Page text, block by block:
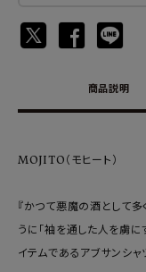
商品説明
MOJITO（モヒート）
『かつて悪魔の酒として
うに「袖を通した人を虜
イテムであるアブサンシャ